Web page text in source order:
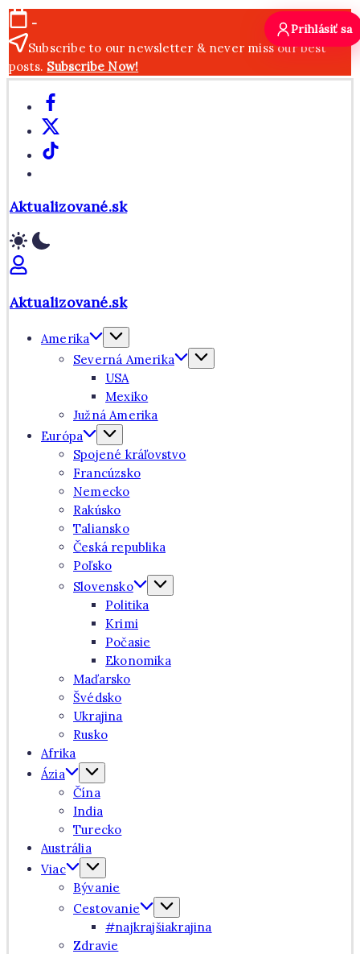
Skip
to
content
-
Subscribe to our newsletter & never miss our best
posts. Subscribe Now!
Facebook
X
TikTok
Aktualizované.sk
Aktualizované.sk
Amerika
Severná Amerika
USA
Mexiko
Južná Amerika
Európa
Spojené kráľovstvo
Francúzsko
Nemecko
Rakúsko
Taliansko
Česká republika
Poľsko
Slovensko
Politika
Krimi
Počasie
Ekonomika
Maďarsko
Švédsko
Ukrajina
Rusko
Afrika
Ázia
Čína
India
Turecko
Austrália
Viac
Bývanie
Cestovanie
#najkrajšiakrajina
Zdravie
Prihlásiť sa